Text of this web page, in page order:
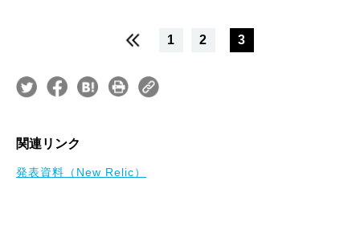
1 2 3
関連リンク
発表資料（New Relic）